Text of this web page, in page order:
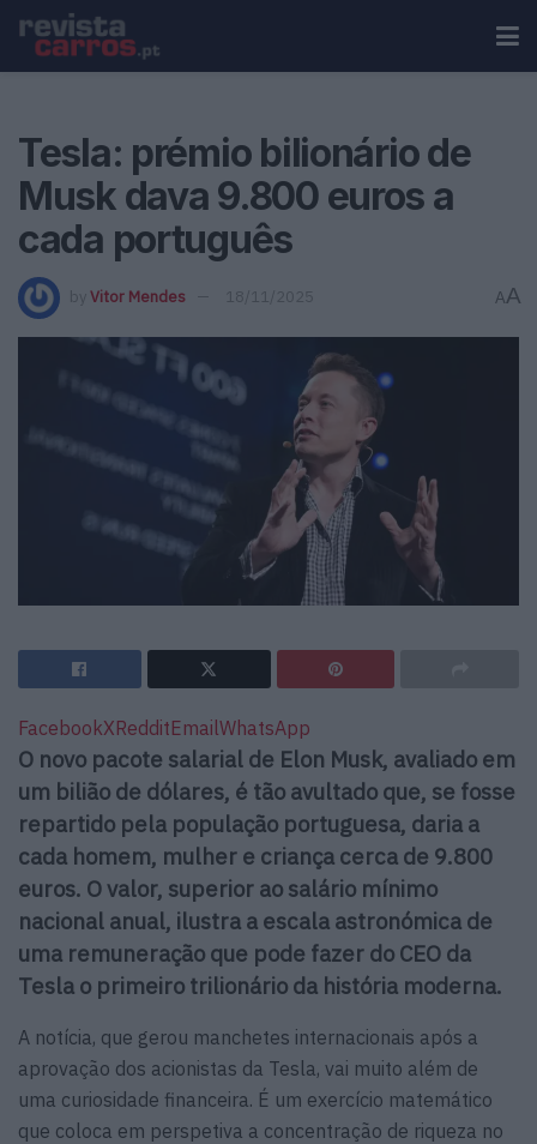
Tesla: prémio bilionário de
Musk dava 9.800 euros a
cada português
by Vitor Mendes 18/11/2025 AA
FacebookXRedditEmailWhatsApp
O novo pacote salarial de Elon Musk, avaliado em
um bilião de dólares, é tão avultado que, se fosse
repartido pela população portuguesa, daria a
cada homem, mulher e criança cerca de 9.800
euros. O valor, superior ao salário mínimo
nacional anual, ilustra a escala astronómica de
uma remuneração que pode fazer do CEO da
Tesla o primeiro trilionário da história moderna.
A notícia, que gerou manchetes internacionais após a
aprovação dos acionistas da Tesla, vai muito além de
uma curiosidade financeira. É um exercício matemático
que coloca em perspetiva a concentração de riqueza no